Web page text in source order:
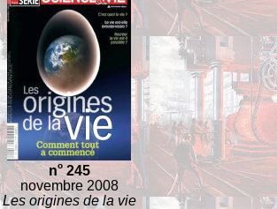
no245
novembre 2008
Les origines de la vie